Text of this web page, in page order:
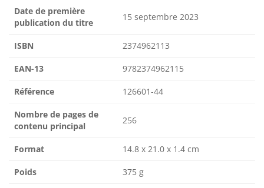
Date de première
publication du titre
15 septembre 2023
ISBN 2374962113
EAN-13 9782374962115
Référence 126601-44
Nombre de pages de
contenu principal
256
Format 14.8 x 21.0 x 1.4 cm
Poids 375 g